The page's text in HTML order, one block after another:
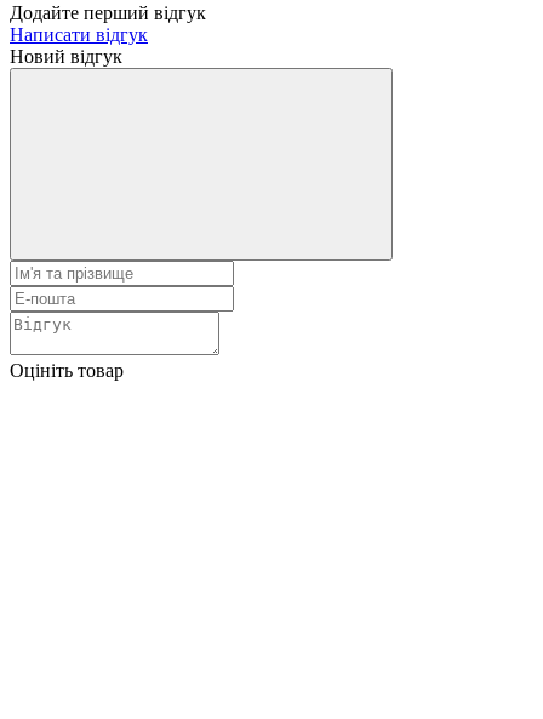
Додайте перший відгук
Написати відгук
Новий відгук
Оцініть товар